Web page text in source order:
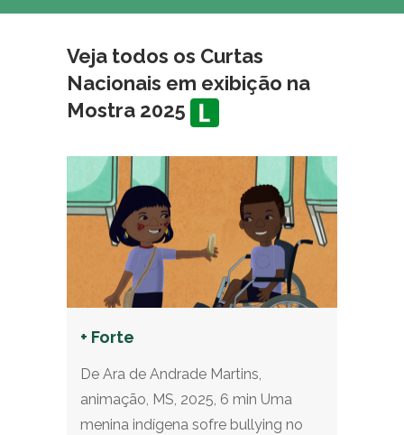
Veja todos os Curtas
Nacionais em exibição na
Mostra 2025
+ Forte
De Ara de Andrade Martins,
animação, MS, 2025, 6 min Uma
menina indígena sofre bullying no